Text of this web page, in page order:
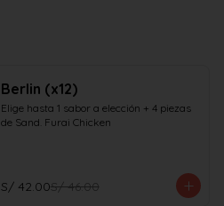
Berlin (x12)
Elige hasta 1 sabor a elección + 4 piezas
de Sand. Furai Chicken
S/ 42.00S/ 46.00